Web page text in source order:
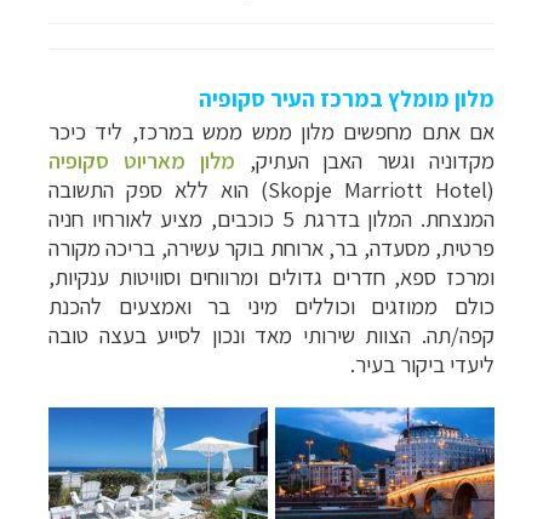
מלון מומלץ במרכז העיר סקופיה
אם אתם מחפשים מלון ממש ממש במרכז, ליד כיכר
מקדוניה וגשר האבן העתיק, מלון מאריוט סקופיה
(Skopje Marriott Hotel) הוא ללא ספק התשובה
המנצחת. המלון בדרגת 5 כוכבים, מציע לאורחיו חניה
פרטית, מסעדה, בר, ארוחת בוקר עשירה, בריכה מקורה
ומרכז ספא, חדרים גדולים ומרווחים וסוויטות ענקיות,
כולם ממוזגים וכוללים מיני בר ואמצעים להכנת
קפה/תה. הצוות שירותי מאד ונכון לסייע בעצה טובה
ליעדי ביקור בעיר.